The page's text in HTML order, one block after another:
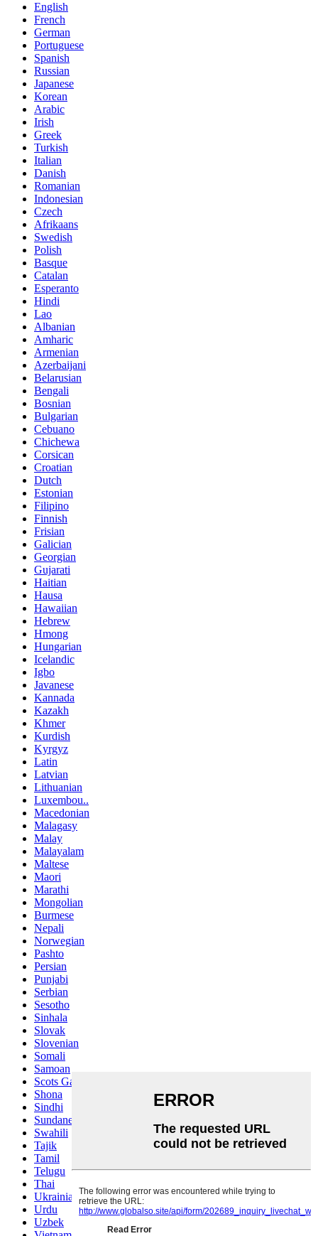
English
French
German
Portuguese
Spanish
Russian
Japanese
Korean
Arabic
Irish
Greek
Turkish
Italian
Danish
Romanian
Indonesian
Czech
Afrikaans
Swedish
Polish
Basque
Catalan
Esperanto
Hindi
Lao
Albanian
Amharic
Armenian
Azerbaijani
Belarusian
Bengali
Bosnian
Bulgarian
Cebuano
Chichewa
Corsican
Croatian
Dutch
Estonian
Filipino
Finnish
Frisian
Galician
Georgian
Gujarati
Haitian
Hausa
Hawaiian
Hebrew
Hmong
Hungarian
Icelandic
Igbo
Javanese
Kannada
Kazakh
Khmer
Kurdish
Kyrgyz
Latin
Latvian
Lithuanian
Luxembou..
Macedonian
Malagasy
Malay
Malayalam
Maltese
Maori
Marathi
Mongolian
Burmese
Nepali
Norwegian
Pashto
Persian
Punjabi
Serbian
Sesotho
Sinhala
Slovak
Slovenian
Somali
Samoan
Scots Gaelic
Shona
Sindhi
Sundanese
Swahili
Tajik
Tamil
Telugu
Thai
Ukrainian
Urdu
Uzbek